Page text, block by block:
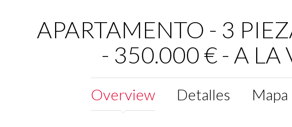
APARTAMENTO - 3
- 350.000 € - A LA
Overview Detalles Mapa